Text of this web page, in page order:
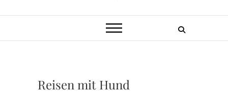
Reisen mit Hund